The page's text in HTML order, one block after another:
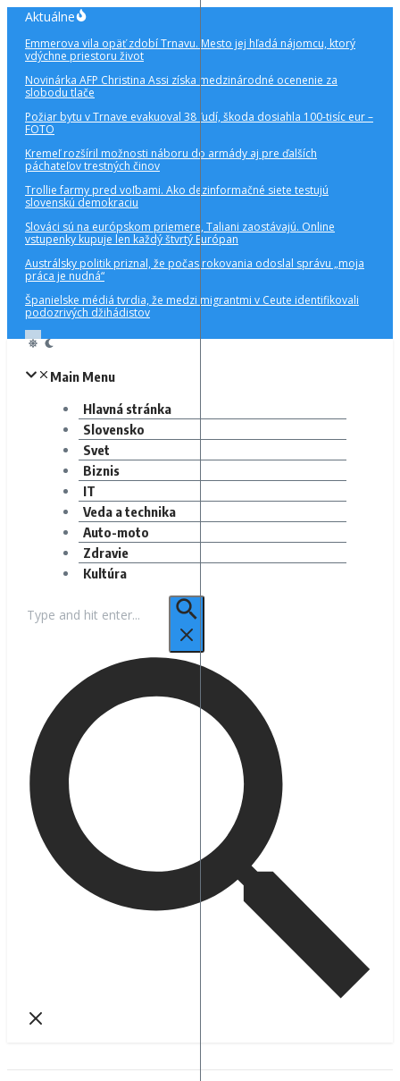
Preskočiť
obsah
Aktuálne
Emmerova vila opäť zdobí Trnavu. Mesto jej hľadá nájomcu, ktorý
vdýchne priestoru život
Novinárka AFP Christina Assi získa medzinárodné ocenenie za
slobodu tlače
Požiar bytu v Trnave evakuoval 38 ľudí, škoda dosiahla 100-tisíc eur –
FOTO
Kremeľ rozšíril možnosti náboru do armády aj pre ďalších
páchateľov trestných činov
Trollie farmy pred voľbami. Ako dezinformačné siete testujú
slovenskú demokraciu
Slováci sú na európskom priemere, Taliani zaostávajú. Online
vstupenky kupuje len každý štvrtý Európan
Austrálsky politik priznal, že počas rokovania odoslal správu „moja
práca je nudná“
Španielske médiá tvrdia, že medzi migrantmi v Ceute identifikovali
podozrivých džihádistov
Main Menu
Hlavná stránka
Slovensko
Svet
Biznis
IT
Veda a technika
Auto-moto
Zdravie
Kultúra